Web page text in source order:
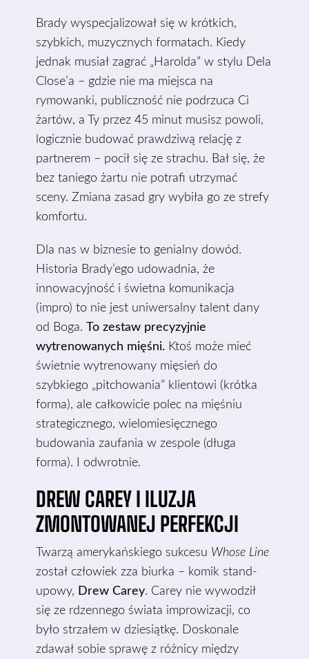
Brady wyspecjalizował się w krótkich,
szybkich, muzycznych formatach. Kiedy
jednak musiał zagrać „Harolda” w stylu Dela
Close’a – gdzie nie ma miejsca na
rymowanki, publiczność nie podrzuca Ci
żartów, a Ty przez 45 minut musisz powoli,
logicznie budować prawdziwą relację z
partnerem – pocił się ze strachu. Bał się, że
bez taniego żartu nie potrafi utrzymać
sceny. Zmiana zasad gry wybiła go ze strefy
komfortu.
Dla nas w biznesie to genialny dowód.
Historia Brady’ego udowadnia, że
innowacyjność i świetna komunikacja
(impro) to nie jest uniwersalny talent dany
od Boga.To zestaw precyzyjnie
wytrenowanych mięśni. Ktoś może mieć
świetnie wytrenowany mięsień do
szybkiego „pitchowania” klientowi (krótka
forma), ale całkowicie polec na mięśniu
strategicznego, wielomiesięcznego
budowania zaufania w zespole (długa
forma). I odwrotnie.
DREW CAREY I ILUZJA
ZMONTOWANEJ PERFEKCJI
Twarzą amerykańskiego sukcesu Whose Line
został człowiek zza biurka – komik stand-
upowy, Drew Carey. Carey nie wywodził
się ze rdzennego świata improwizacji, co
było strzałem w dziesiątkę. Doskonale
zdawał sobie sprawę z różnicy między